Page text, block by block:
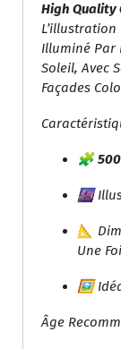
High Quality
Illuminé Par
Soleil, Avec
Façades
🧩
🌆
📐
Une
🖼️
Âge